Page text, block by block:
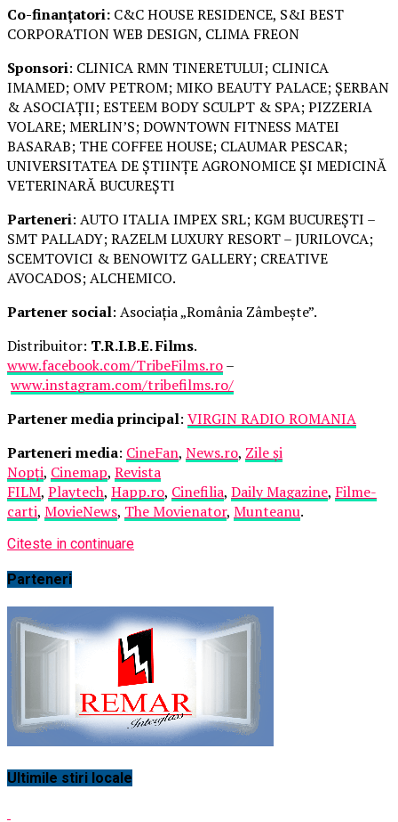
Co-finanțatori: C&C HOUSE RESIDENCE, S&I BEST
CORPORATION WEB DESIGN, CLIMA FREON
Sponsori: CLINICA RMN TINERETULUI; CLINICA
IMAMED; OMV PETROM; MIKO BEAUTY PALACE; ȘERBAN
& ASOCIAȚII; ESTEEM BODY SCULPT & SPA; PIZZERIA
VOLARE; MERLIN’S; DOWNTOWN FITNESS MATEI
BASARAB; THE COFFEE HOUSE; CLAUMAR PESCAR;
UNIVERSITATEA DE ȘTIINȚE AGRONOMICE ȘI MEDICINĂ
VETERINARĂ BUCUREȘTI
Parteneri: AUTO ITALIA IMPEX SRL; KGM BUCUREȘTI –
SMT PALLADY; RAZELM LUXURY RESORT – JURILOVCA;
SCEMTOVICI & BENOWITZ GALLERY; CREATIVE
AVOCADOS; ALCHEMICO.
Partener social: Asociația „România Zâmbește”.
Distribuitor: T.R.I.B.E. Films.
www.facebook.com/TribeFilms.ro–
www.instagram.com/tribefilms.ro/
Partener media principal: VIRGIN RADIO ROMANIA
Parteneri media: CineFan, News.ro, Zile și
Nopți, Cinemap, Revista
FILM, Playtech, Happ.ro, Cinefilia, Daily Magazine, Filme-
carti, MovieNews, The Movienator, Munteanu.
Citeste in continuare
Parteneri
Ultimile stiri locale